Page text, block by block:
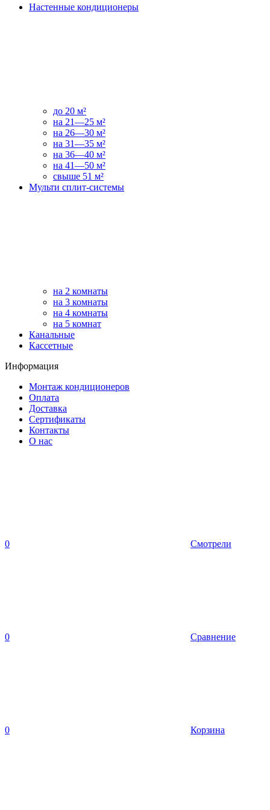
Настенные кондиционеры
до 20 м²
на 21—25 м²
на 26—30 м²
на 31—35 м²
на 36—40 м²
на 41—50 м²
свыше 51 м²
Мульти сплит-системы
на 2 комнаты
на 3 комнаты
на 4 комнаты
на 5 комнат
Канальные
Кассетные
Информация
Монтаж кондиционеров
Оплата
Доставка
Сертификаты
Контакты
О нас
0 Смотрели
0 Сравнение
0 Корзина